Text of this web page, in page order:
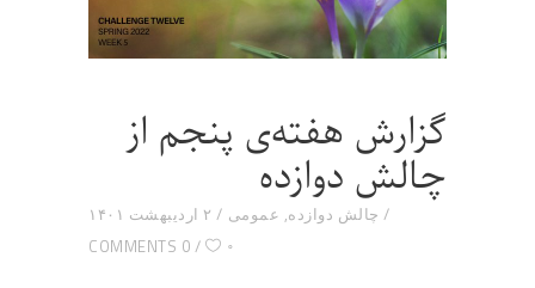
گزارش هفته‌ی پنجم از
چالش دوازده
۲ اردیبهشت ۱۴۰۱ چالش دوازده, عمومی
0 COMMENTS
۰